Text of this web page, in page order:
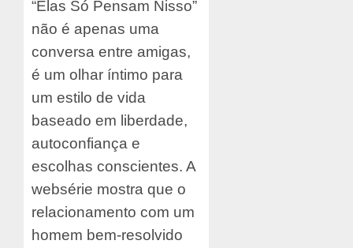
“Elas Só Pensam Nisso”
não é apenas uma
conversa entre amigas,
é um olhar íntimo para
um estilo de vida
baseado em liberdade,
autoconfiança e
escolhas conscientes. A
websérie mostra que o
relacionamento com um
homem bem-resolvido